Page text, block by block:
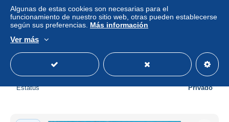
± 4,03 US$
Estatus Privado
Algunas de estas cookies son necesarias para el
funcionamiento de nuestro sitio web, otras pueden establecerse
según sus preferencias. Más información
Ver más